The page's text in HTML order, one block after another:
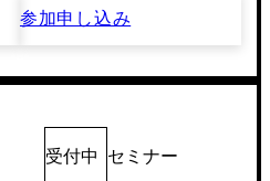
参加申し込み
受付中 セミナー